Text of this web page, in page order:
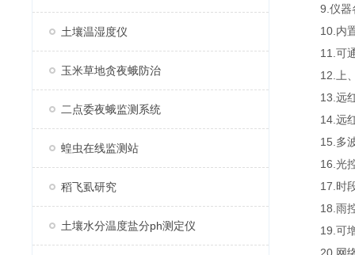
土壤温湿度仪
玉米草地贪夜蛾防治
二点委夜蛾监测系统
蝗虫在线监测站
稻飞虱研究
土壤水分温度盐分ph测定仪
9.仪器各
10.内置
11.可通
12.上、
13.远红
14.远红
15.多波
16.光控
17.时段
18.雨控
19.可增